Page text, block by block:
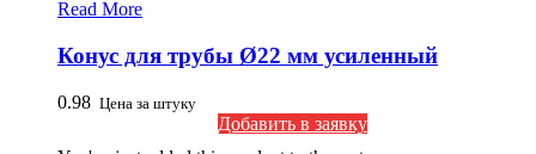
Read More
Конус для трубы Ø22 мм усиленный
0.98 Цена за штуку
Добавить в заявку